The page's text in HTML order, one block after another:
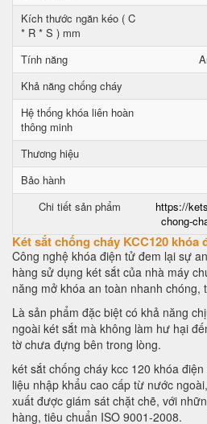
Kích thước ngăn kéo ( C
* R * S ) mm
Tính năng
Khả năng chống cháy
Hệ thống khóa liên hoàn
thông minh
Thương hiệu
Bảo hành
Chi tiết sản phẩm
https://
chong-
Két sắt chống cháy KCC120 khóa
Công nghệ khóa điện tử đem lại sự
hàng sử dụng két sắt của nhà máy
năng mở khóa an toàn nhanh chóng,
Là sản phẩm đặc biệt có khả năng
ngoài két sắt mà không làm hư hại
tờ chưa đựng bên trong lòng.
két sắt chống cháy kcc 120 khóa
liệu nhập khẩu cao cấp từ nước
xuất được giám sát chặt chẽ, với
hàng, tiêu chuẩn ISO 9001-2008.